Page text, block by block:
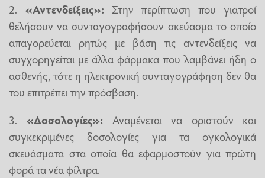
2. «Αντενδείξεις»: Στην περίπτωση που γιατροί
θελήσουν να συνταγογραφήσουν σκεύασμα το οποίο
απαγορεύεται ρητώς με βάση τις αντενδείξεις να
συγχορηγείται με άλλα φάρμακα που λαμβάνει ήδη ο
ασθενής, τότε η ηλεκτρονική συνταγογράφηση δεν θα
του επιτρέπει την πρόσβαση.
3. «Δοσολογίες»: Αναμένεται να οριστούν και
συγκεκριμένες δοσολογίες για τα ογκολογικά
σκευάσματα στα οποία θα εφαρμοστούν για πρώτη
φορά τα νέα φίλτρα.